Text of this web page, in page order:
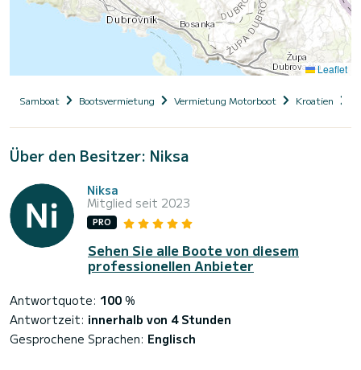
Leaflet
Samboat Bootsvermietung Vermietung Motorboot Kroatien
Über den Besitzer: Niksa
Niksa
Mitglied seit 2023
PRO
Sehen Sie alle Boote von diesem
professionellen Anbieter
Antwortquote: 100 %
Antwortzeit: innerhalb von 4 Stunden
Gesprochene Sprachen: Englisch